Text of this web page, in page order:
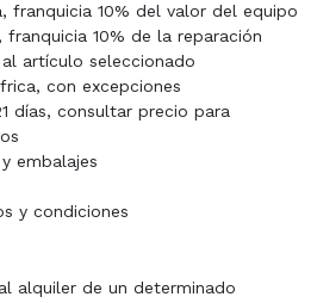
franquicia 10% del valor del equipo
franquicia 10% de la reparación
artículo seleccionado
con excepciones
días, consultar precio para
embalajes
y condiciones
alquiler de un determinado